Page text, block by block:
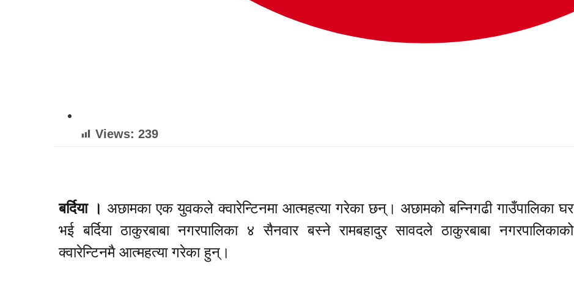
Views: 239
बर्दिया । अछामका एक युवकले क्वारेन्टिनमा आत्महत्या गरेका छन्। अछामको बन्निगढी गाउँपालिका घर
भई बर्दिया ठाकुरबाबा नगरपालिका ४ सैनवार बस्ने रामबहादुर सावदले ठाकुरबाबा नगरपालिकाको
क्वारेन्टिनमै आत्महत्या गरेका हुन्।